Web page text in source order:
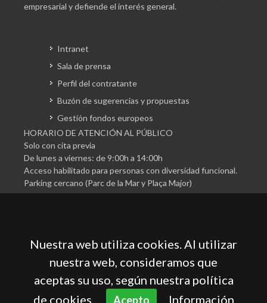
empresarial y defiende el interés general.
Intranet
Sala de prensa
Perfil del contratante
Buzón de sugerencias y propuestas
Gestión fondos europeos
HORARIO DE ATENCIÓN AL PÚBLICO
Solo con cita previa
De lunes a viernes: de 9:00h a 14:00h
Acceso habilitado para personas con diversidad funcional.
Parking cercano (Parc de la Mar y Plaça Major)
Cámara Oficial de Comercio, Industria, Servicios y
Navegación de Mallorca
Nuestra web utiliza cookies. Al utilizar
nuestra web, consideramos que
aceptas su uso, según nuestra política
de cookies.
Acepto Información